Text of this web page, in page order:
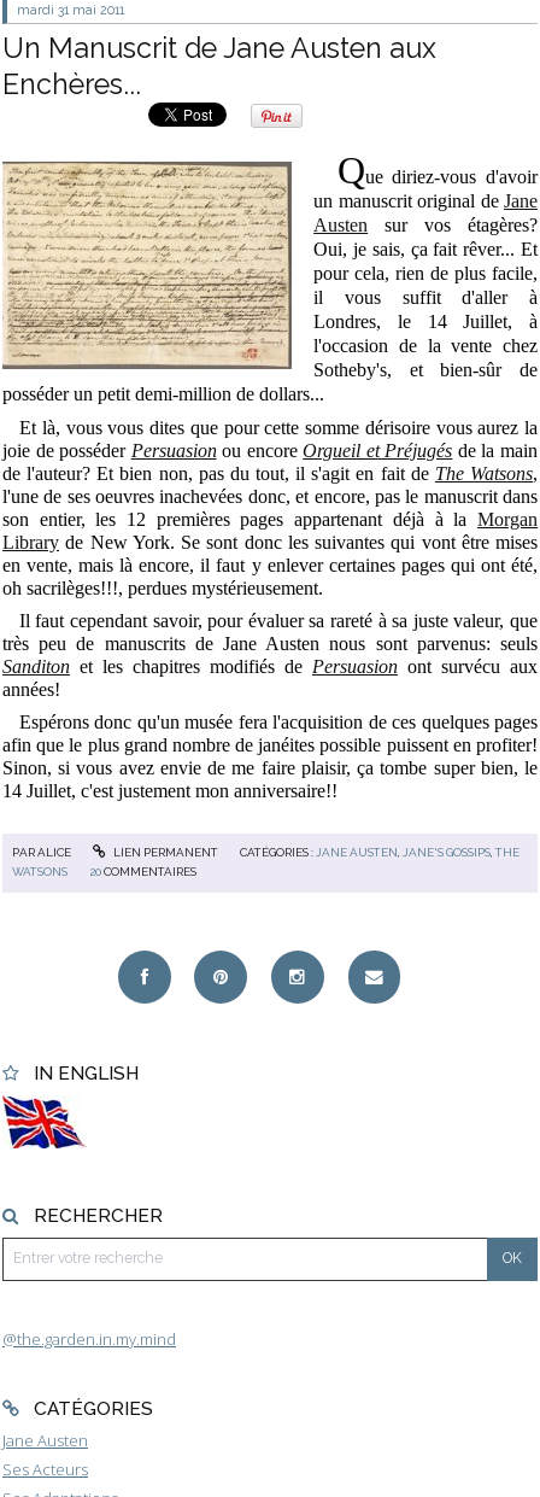
mardi 31 mai 2011
Un Manuscrit de Jane Austen aux
Enchères...
Que diriez-vous d'avoir
un manuscrit original de Jane
Austen sur vos étagères?
Oui, je sais, ça fait rêver... Et
pour cela, rien de plus facile,
il vous suffit d'aller à
Londres, le 14 Juillet, à
l'occasion de la vente chez
Sotheby's, et bien-sûr de
posséder un petit demi-million de dollars...
Et là, vous vous dites que pour cette somme dérisoire vous aurez la
joie de posséder Persuasionou encoreOrgueil et Préjugés de la main
de l'auteur? Et bien non, pas du tout, il s'agit en fait de The Watsons,
l'une de ses oeuvres inachevées donc, et encore, pas le manuscrit dans
son entier, les 12 premières pages appartenant déjà à la Morgan
Library de New York. Se sont donc les suivantes qui vont être mises
en vente, mais là encore, il faut y enlever certaines pages qui ont été,
oh sacrilèges!!!, perdues mystérieusement.
Il faut cependant savoir, pour évaluer sa rareté à sa juste valeur, que
très peu de manuscrits de Jane Austen nous sont parvenus: seuls
Sanditon et les chapitres modifiés de Persuasion ont survécu aux
années!
Espérons donc qu'un musée fera l'acquisition de ces quelques pages
afin que le plus grand nombre de janéites possible puissent en profiter!
Sinon, si vous avez envie de me faire plaisir, ça tombe super bien, le
14 Juillet, c'est justement mon anniversaire!!
PARALICE LIEN PERMANENT CATÉGORIES :JANE AUSTEN,JANE'S GOSSIPS,THE
WATSONS
20 COMMENTAIRES
IN ENGLISH
RECHERCHER
@the.garden.in.my.mind
CATÉGORIES
Jane Austen
Ses Acteurs